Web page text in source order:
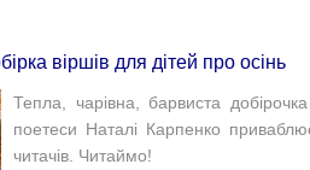
віршів для дітей про осінь
Тепла, чарівна, барвиста добірочка
поетеси Наталі Карпенко
читачів. Читаймо!